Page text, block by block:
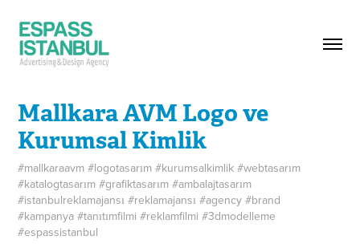
Mallkara AVM Logo ve
Kurumsal Kimlik
#mallkaraavm #logotasarım #kurumsalkimlik #webtasarım
#katalogtasarım #grafiktasarım #ambalajtasarım
#istanbulreklamajansı #reklamajansı #agency #brand
#kampanya #tanıtımfilmi #reklamfilmi #3dmodelleme
#espassistanbul